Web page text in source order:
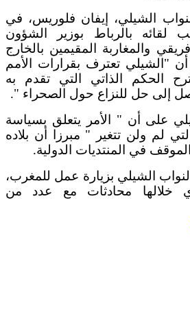
الشيلي، إيفان فلوريس، في
لقائه بالرباط بوزير الشؤون
والمغاربة المقيمين بالخارج
"الشيلي تعترف بقرارات الأمم
الحكم الذاتي التي تقدم به
إلى حل للنزاع حول الصحراء ".
على أن " الأمر يتعلق بسياسة
لم ولن تتغير " مبرزا أن بلاده
في المنتديات الدولية.
الشيلي بزيارة عمل للمغرب،
خلالها محادثات مع عدد من